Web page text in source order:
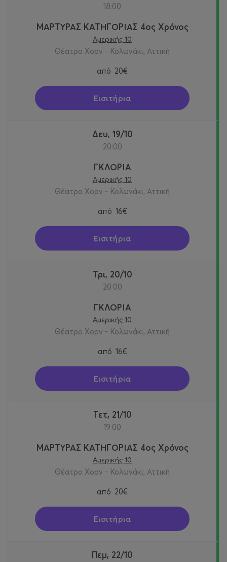
18:00
ΜΑΡΤΥΡΑΣ ΚΑΤΗΓΟΡΙΑΣ 4ος Χρόνος
Αμερικής 10
Θέατρο Χορν - Κολωνάκι, Αττική
από 20€
Εισιτήρια
Δευ, 19/10
20:00
ΓΚΛΟΡΙΑ
Αμερικής 10
Θέατρο Χορν - Κολωνάκι, Αττική
από 16€
Εισιτήρια
Τρι, 20/10
20:00
ΓΚΛΟΡΙΑ
Αμερικής 10
Θέατρο Χορν - Κολωνάκι, Αττική
από 16€
Εισιτήρια
Τετ, 21/10
19:00
ΜΑΡΤΥΡΑΣ ΚΑΤΗΓΟΡΙΑΣ 4ος Χρόνος
Αμερικής 10
Θέατρο Χορν - Κολωνάκι, Αττική
από 20€
Εισιτήρια
Πεμ, 22/10